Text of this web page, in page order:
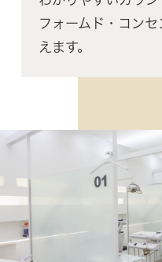
フォームド・コン
えます。